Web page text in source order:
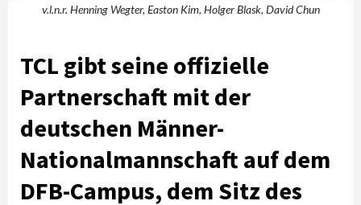
v.l.n.r. Henning Wegter, Easton Kim, Holger Blask, David Chun
TCL gibt seine offizielle
Partnerschaft mit der
deutschen Männer-
Nationalmannschaft auf dem
DFB-Campus, dem Sitz des